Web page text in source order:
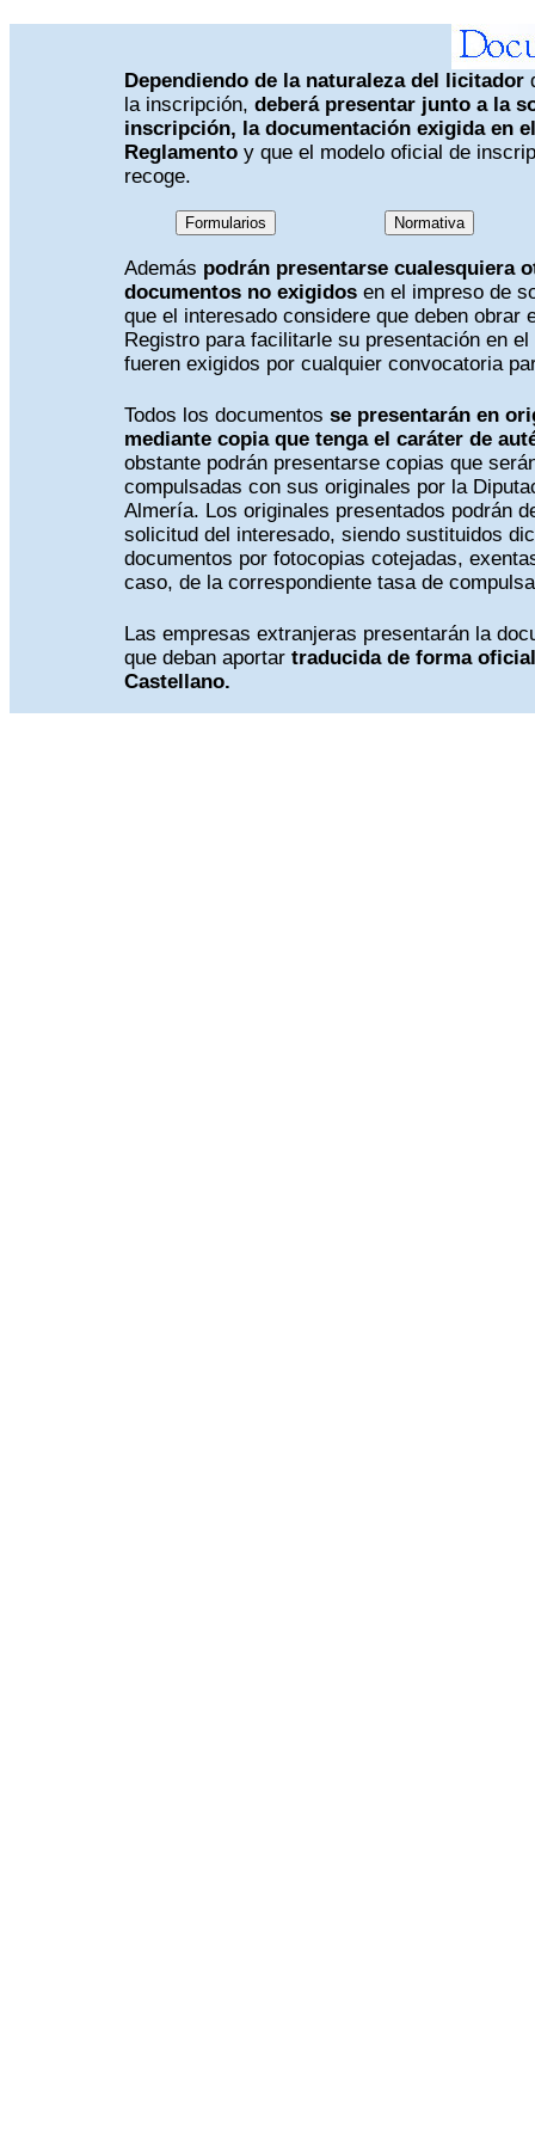
Dependiendo de la naturaleza del licitador
la inscripción, deberá presentar junto a la
inscripción, la documentación exigida en
Reglamento y que el modelo oficial de
recoge.
Además podrán presentarse cualesquiera
documentos no exigidos en el impreso de
que el interesado considere que deben obrar
Registro para facilitarle su presentación en el
fueren exigidos por cualquier convocatoria
Todos los documentos se presentarán en
mediante copia que tenga el caráter de
obstante podrán presentarse copias que
compulsadas con sus originales por la
Almería. Los originales presentados podrán
solicitud del interesado, siendo sustituidos
documentos por fotocopias cotejadas,
caso, de la correspondiente tasa de
Las empresas extranjeras presentarán la
que deban aportar traducida de forma
Castellano.